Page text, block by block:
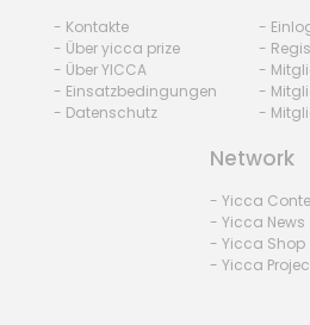
- Kontakte
- Über yicca prize
- Über YICCA
- Einsatzbedingungen
- Datenschutz
-
-
-
-
-
Network
- Yicca
- Yicca News
- Yicca Shop
- Yicca